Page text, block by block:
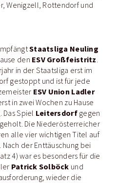
Wenigzell, Rottendorf und
Staatsliga Neuling
den ESV Großfeistritz.
in der Staatsliga erst im
gestoppt und ist für jede
ESV Union Ladler
in zwei Wochen zu Hause
Das Spiel Leitersdorfgegen
Die Niederösterreicher
alle vier wichtigen Titel auf
der Enttäuschung bei
4) war es besonders für die
Patrick Solböck und
wieder die